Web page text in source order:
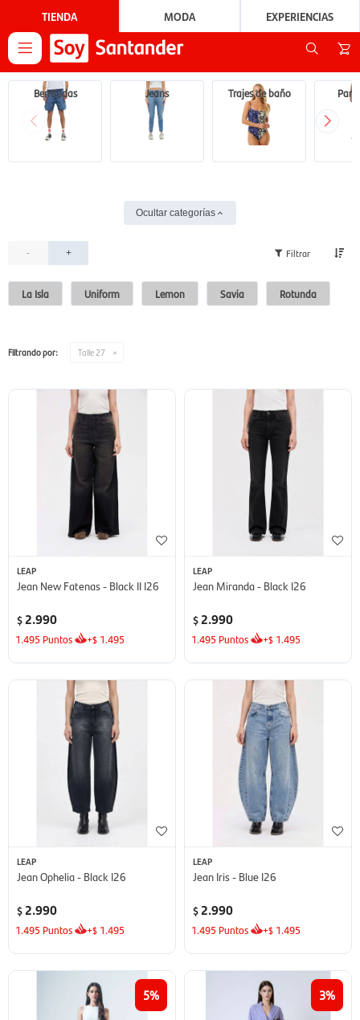
TIENDA MODA EXPERIENCIAS

Bermudas Jeans Trajes de baño
Ocultar categorías
- +
La Isla Uniform Lemon Savia Rotunda
Filtrando por: Talle 27
LEAP
Jean New Fatenas - Black II I26
$ 2.990
1.495 Puntos +$ 1.495
LEAP
Jean Miranda - Black I26
$ 2.990
1.495 Puntos +$ 1.495
LEAP
Jean Ophelia - Black I26
$ 2.990
1.495 Puntos +$ 1.495
LEAP
Jean Iris - Blue I26
$ 2.990
1.495 Puntos +$ 1.495
5 3